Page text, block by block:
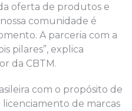
oferta de produtos e
comunidade é
A parceria com a
pilares”, explica
da CBTM.
com o propósito de
de marcas